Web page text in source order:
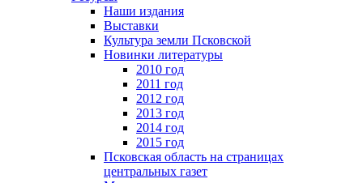
Наши издания
Выставки
Культура земли Псковской
Новинки литературы
2010 год
2011 год
2012 год
2013 год
2014 год
2015 год
Псковская область на страницах
центральных газет